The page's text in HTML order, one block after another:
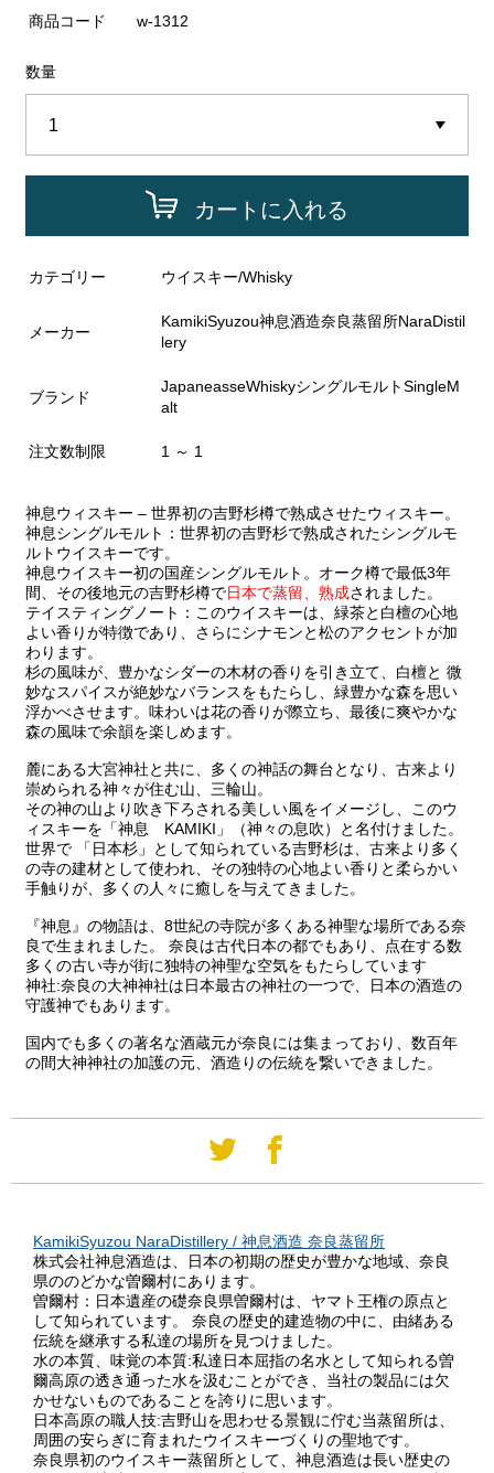
商品コード w-1312
数量
カートに入れる
カテゴリー ウイスキー/Whisky
メーカー
KamikiSyuzou神息酒造奈良蒸留所NaraDistil
lery
ブランド
JapaneasseWhiskyシングルモルトSingleM
alt
注文数制限 1 ～ 1
神息ウィスキー – 世界初の吉野杉樽で熟成させたウィスキー。
神息シングルモルト：世界初の吉野杉で熟成されたシングルモ
ルトウイスキーです。
神息ウイスキー初の国産シングルモルト。オーク樽で最低3年
間、その後地元の吉野杉樽で日本で蒸留、熟成されました。
テイスティングノート：このウイスキーは、緑茶と白檀の心地
よい香りが特徴であり、さらにシナモンと松のアクセントが加
わります。
杉の風味が、豊かなシダーの木材の香りを引き立て、白檀と 微
妙なスパイスが絶妙なバランスをもたらし、緑豊かな森を思い
浮かべさせます。味わいは花の香りが際立ち、最後に爽やかな
森の風味で余韻を楽しめます。
麓にある大宮神社と共に、多くの神話の舞台となり、古来より
崇められる神々が住む山、三輪山。
その神の山より吹き下ろされる美しい風をイメージし、このウ
ィスキーを「神息 KAMIKI」（神々の息吹）と名付けました。
世界で 「日本杉」として知られている吉野杉は、古来より多く
の寺の建材として使われ、その独特の心地よい香りと柔らかい
手触りが、多くの人々に癒しを与えてきました。
『神息』の物語は、8世紀の寺院が多くある神聖な場所である奈
良で生まれました。 奈良は古代日本の都でもあり、点在する数
多くの古い寺が街に独特の神聖な空気をもたらしています
神社:奈良の大神神社は日本最古の神社の一つで、日本の酒造の
守護神でもあります。
国内でも多くの著名な酒蔵元が奈良には集まっており、数百年
の間大神神社の加護の元、酒造りの伝統を繋いできました。
KamikiSyuzou NaraDistillery / 神息酒造 奈良蒸留所
株式会社神息酒造は、日本の初期の歴史が豊かな地域、奈良
県ののどかな曽爾村にあります。
曽爾村：日本遺産の礎奈良県曽爾村は、ヤマト王権の原点と
して知られています。 奈良の歴史的建造物の中に、由緒ある
伝統を継承する私達の場所を見つけました。
水の本質、味覚の本質:私達日本屈指の名水として知られる曽
爾高原の透き通った水を汲むことができ、当社の製品には欠
かせないものであることを誇りに思います。
日本高原の職人技:吉野山を思わせる景観に佇む当蒸留所は、
周囲の安らぎに育まれたウイスキーづくりの聖地です。
奈良県初のウイスキー蒸留所として、神息酒造は長い歴史の